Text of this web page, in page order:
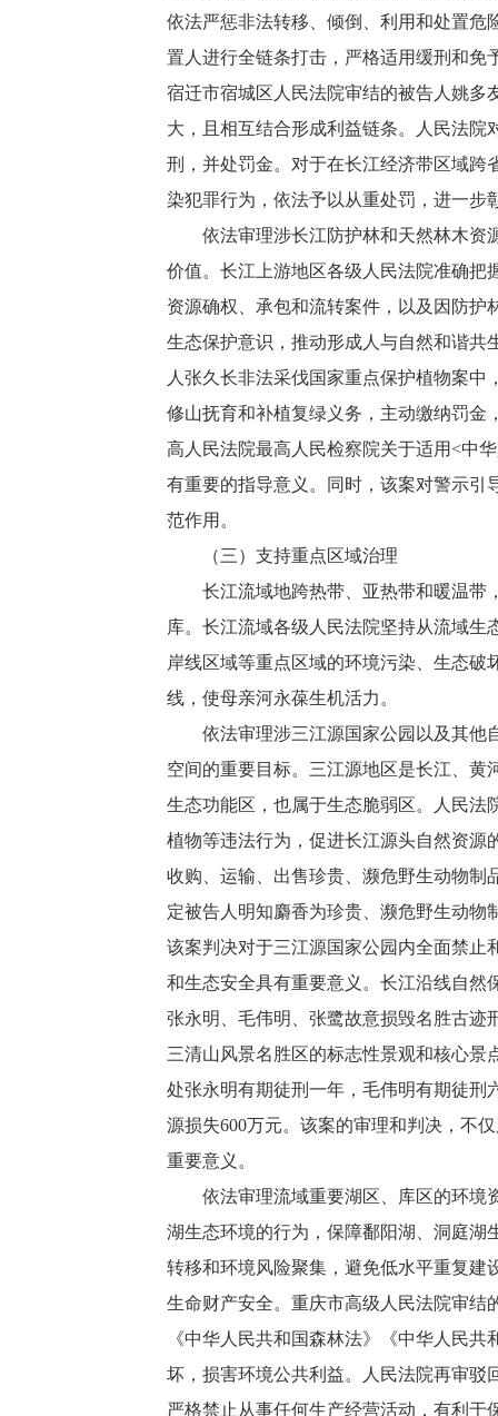
依法严惩非法转移、倾倒、利用和处置危
置人进行全链条打击，严格适用缓刑和免
宿迁市宿城区人民法院审结的被告人姚多
大，且相互结合形成利益链条。人民法
刑，并处罚金。对于在长江经济带区域跨
染犯罪行为，依法予以从重处罚，进一步
依法审理涉长江防护林和天然林木资源
价值。长江上游地区各级人民法院准确把
资源确权、承包和流转案件，以及因防护
生态保护意识，推动形成人与自然和谐共
人张久长非法采伐国家重点保护植物案
修山抚育和补植复绿义务，主动缴纳罚金
高人民法院最高人民检察院关于适用<中
有重要的指导意义。同时，该案对警示引
范作用。
（三）支持重点区域治理
长江流域地跨热带、亚热带和暖温带，
库。长江流域各级人民法院坚持从流域
岸线区域等重点区域的环境污染、生态
线，使母亲河永葆生机活力。
依法审理涉三江源国家公园以及其他自
空间的重要目标。三江源地区是长江、黄
生态功能区，也属于生态脆弱区。人民法
植物等违法行为，促进长江源头自然资源
收购、运输、出售珍贵、濒危野生动物制
定被告人明知麝香为珍贵、濒危野生动
该案判决对于三江源国家公园内全面禁止
和生态安全具有重要意义。长江沿线自然
张永明、毛伟明、张鹭故意损毁名胜古迹
三清山风景名胜区的标志性景观和核心
处张永明有期徒刑一年，毛伟明有期徒刑
源损失600万元。该案的审理和判决，不
重要意义。
依法审理流域重要湖区、库区的环境资
湖生态环境的行为，保障鄱阳湖、洞庭湖
转移和环境风险聚集，避免低水平重复建
生命财产安全。重庆市高级人民法院审结
《中华人民共和国森林法》《中华人民
坏，损害环境公共利益。人民法院再审驳
严格禁止从事任何生产经营活动，有利